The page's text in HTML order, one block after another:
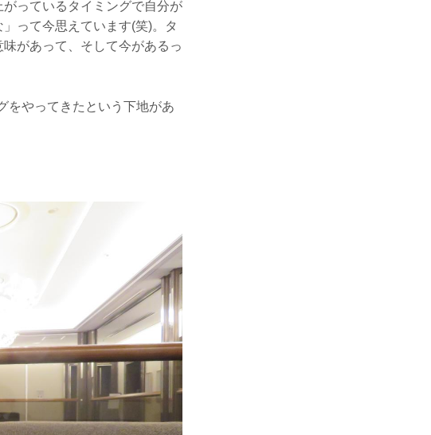
っているタイミングで自分が
って今思えています(笑)。タ
があって、そして今があるっ
をやってきたという下地があ